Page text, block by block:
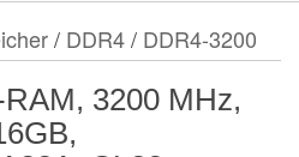
/ DDR4/ DDR4-3200
3200 MHz,